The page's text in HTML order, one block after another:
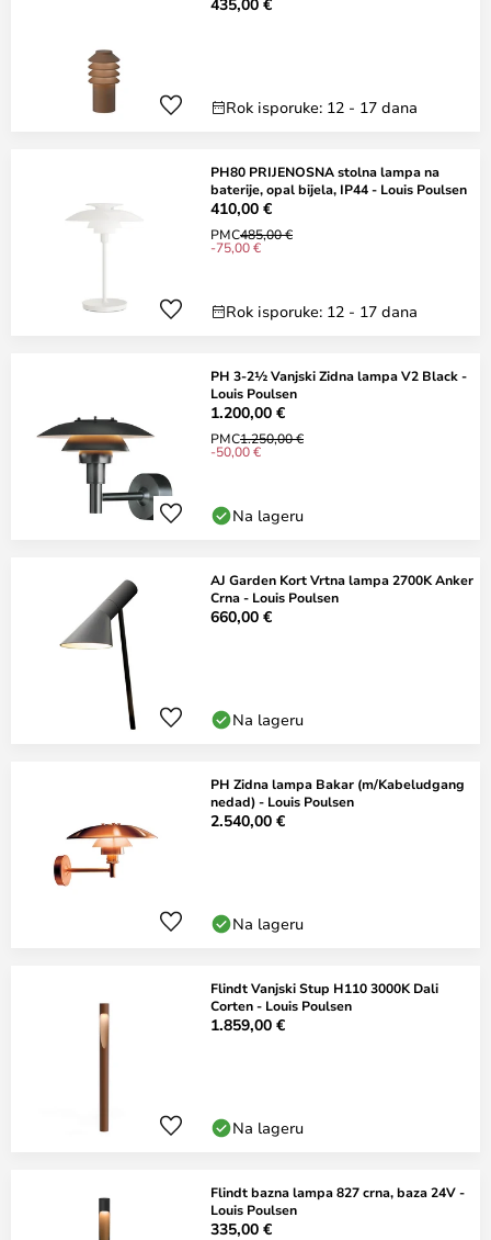
Rok isporuke: 12 - 17 dana
PH80 PRIJENOSNA stolna lampa na
baterije, opal bijela, IP44 - Louis Poulsen
410,00 €
PMC485,00 €
-75,00 €
Rok isporuke: 12 - 17 dana
PH 3-2½ Vanjski Zidna lampa V2 Black -
Louis Poulsen
1.200,00 €
PMC1.250,00 €
-50,00 €
Na lageru
AJ Garden Kort Vrtna lampa 2700K Anker
Crna - Louis Poulsen
660,00 €
Na lageru
PH Zidna lampa Bakar (m/Kabeludgang
nedad) - Louis Poulsen
2.540,00 €
Na lageru
Flindt Vanjski Stup H110 3000K Dali
Corten - Louis Poulsen
1.859,00 €
Na lageru
Flindt bazna lampa 827 crna, baza 24V -
Louis Poulsen
335,00 €